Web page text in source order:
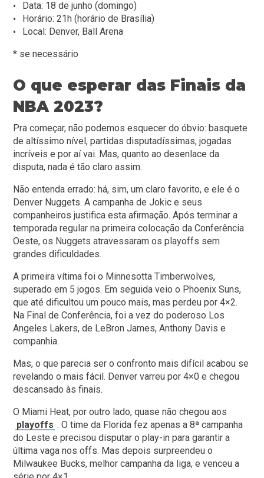
Data: 18 de junho (domingo)
Horário: 21h (horário de Brasília)
Local: Denver, Ball Arena
* se necessário
O que esperar das Finais da
NBA 2023?
Pra começar, não podemos esquecer do óbvio: basquete
de altíssimo nível, partidas disputadíssimas, jogadas
incríveis e por aí vai. Mas, quanto ao desenlace da
disputa, nada é tão claro assim.
Não entenda errado: há, sim, um claro favorito, e ele é o
Denver Nuggets. A campanha de Jokic e seus
companheiros justifica esta afirmação. Após terminar a
temporada regular na primeira colocação da Conferência
Oeste, os Nuggets atravessaram os playoffs sem
grandes dificuldades.
A primeira vítima foi o Minnesotta Timberwolves,
superado em 5 jogos. Em seguida veio o Phoenix Suns,
que até dificultou um pouco mais, mas perdeu por 4×2.
Na Final de Conferência, foi a vez do poderoso Los
Angeles Lakers, de LeBron James, Anthony Davis e
companhia.
Mas, o que parecia ser o confronto mais difícil acabou se
revelando o mais fácil. Denver varreu por 4×0 e chegou
descansado às finais.
O Miami Heat, por outro lado, quase não chegou aos
playoffs . O time da Florida fez apenas a 8ª campanha
do Leste e precisou disputar o play-in para garantir a
última vaga nos offs. Mas depois surpreendeu o
Milwaukee Bucks, melhor campanha da liga, e venceu a